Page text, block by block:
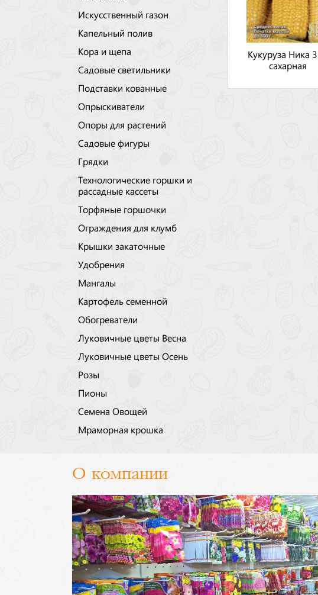
Искусственный газон
Капельный полив
Кора и щепа
Садовые светильники
Подставки кованные
Опрыскиватели
Опоры для растений
Садовые фигуры
Грядки
Технологические горшки и
рассадные кассеты
Торфяные горшочки
Ограждения для клумб
Крышки закаточные
Удобрения
Мангалы
Картофель семенной
Обогреватели
Луковичные цветы Весна
Луковичные цветы Осень
Розы
Пионы
Семена Овощей
Мраморная крошка
Кукуруза Ника
сахарная
О компании